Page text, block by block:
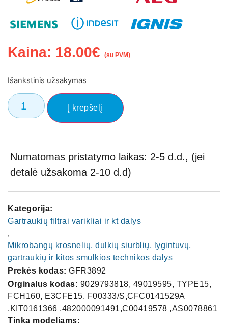
Kaina: 18.00€ (su PVM)
Išankstinis užsakymas
Į krepšelį
Numatomas pristatymo laikas: 2-5 d.d., (jei
detalė užsakoma 2-10 d.d)
Kategorija:
Gartraukių filtrai varikliai ir kt dalys
,
Mikrobangų krosnelių, dulkių siurblių, lygintuvų,
gartraukių ir kitos smulkios technikos dalys
Prekės kodas: GFR3892
Orginalus kodas: 9029793818, 49019595, TYPE15,
FCH160, E3CFE15, F00333/S,CFC0141529A
,KIT0161366 ,482000091491,C00419578 ,AS0078861
Tinka modeliams: